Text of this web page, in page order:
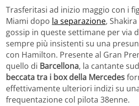
Trasferitasi ad inizio maggio con i
Miami dopo la separazione,
gossip in queste settimane per via
sempre più insistenti su una
con Hamilton. Presente al Gran
quello di Barcellona, la cantante
beccata tra i box della Mercedes
effettivamente ulteriori indizi su
frequentazione col pilota 38enne.